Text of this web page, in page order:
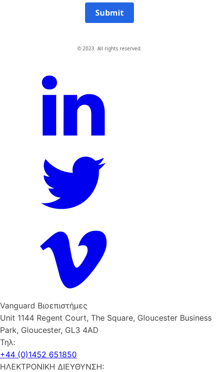
Submit
© 2023. All rights reserved.
Vanguard Βιοεπιστήμες
Unit 1144 Regent Court, The Square, Gloucester Business
Park, Gloucester, GL3 4AD
Τηλ:
+44 (0)1452 651850
ΗΛΕΚΤΡΟΝΙΚΗ ΔΙΕΥΘΥΝΣΗ: